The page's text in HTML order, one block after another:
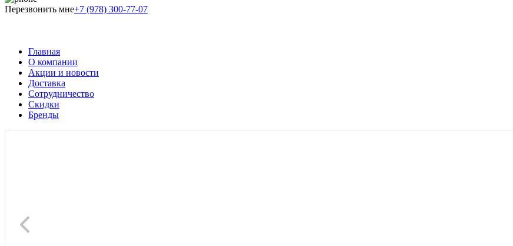
Перезвонить мне+7 (978) 300-77-07
Главная
О компании
Акции и новости
Доставка
Сотрудничество
Скидки
Бренды